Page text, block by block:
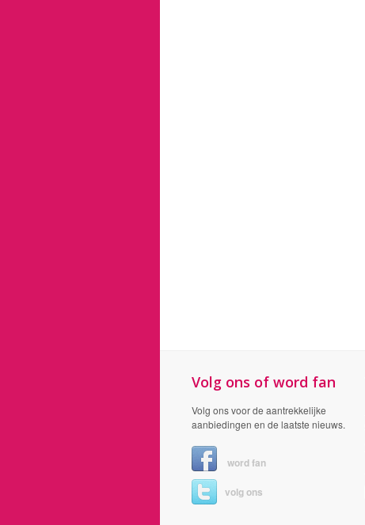
Volg ons of word fan
Volg ons voor de aantrekkelijke
aanbiedingen en de laatste nieuws.
word fan
volg ons